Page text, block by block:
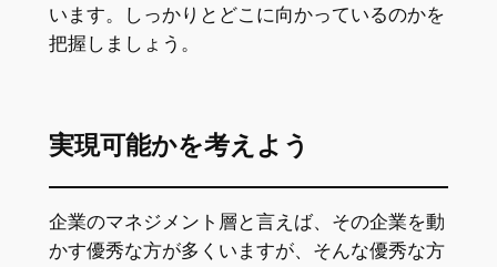
います。しっかりとどこに向かっているのかを
把握しましょう。
実現可能かを考えよう
企業のマネジメント層と言えば、その企業を動
かす優秀な方が多くいますが、そんな優秀な方